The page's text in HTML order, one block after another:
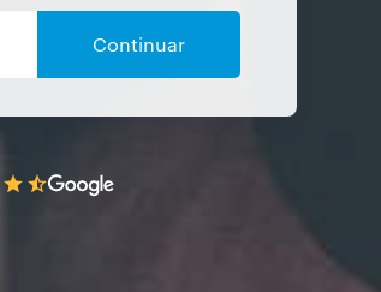
Continuar